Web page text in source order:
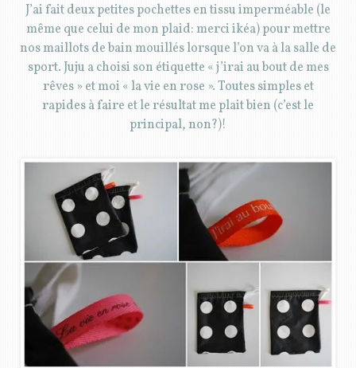
J’ai fait deux petites pochettes en tissu imperméable (le
même que celui de mon plaid: merci ikéa) pour mettre
nos maillots de bain mouillés lorsque l’on va à la salle de
sport. Juju a choisi son étiquette « j’irai au bout de mes
rêves » et moi « la vie en rose ». Toutes simples et
rapides à faire et le résultat me plait bien (c’est le
principal, non?)!